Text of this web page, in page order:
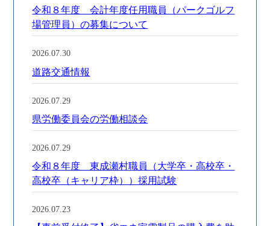
令和８年度 会計年度任用職員（パークゴルフ
場管理員）の募集について
2026.07.30
道路交通情報
2026.07.29
県労働委員会の労働相談会
2026.07.29
令和８年度 東成瀬村職員（大学卒・高校卒・
高校卒（キャリア枠））採用試験
2026.07.23